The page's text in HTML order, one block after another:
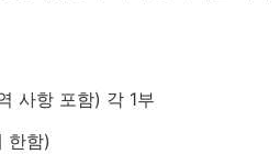
사항 포함) 각 1부
한함)